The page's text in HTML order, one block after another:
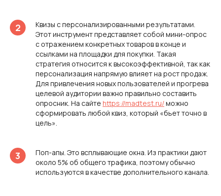
Квизы с персонализированными результатами.
Этот инструмент представляет собой мини-опрос
с отражением конкретных товаров в конце и
ссылками на площадки для покупки. Такая
стратегия относится к высокоэффективной, так как
персонализация напрямую влияет на рост продаж.
Для привлечения новых пользователей и прогрева
целевой аудитории важно правильно составить
опросник. На сайте https://madtest.ru/можно
сформировать любой квиз, который «бьет точно в
цель».
Поп-апы. Это всплывающие окна. Из практики дают
около 5% об общего трафика, поэтому обычно
используются в качестве дополнительного канала.